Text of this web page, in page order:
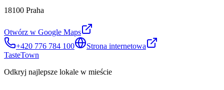
18100 Praha
Otwórz w Google Maps
+420 776 784 100
Strona internetowa
TasteTown
Odkryj najlepsze lokale w mieście